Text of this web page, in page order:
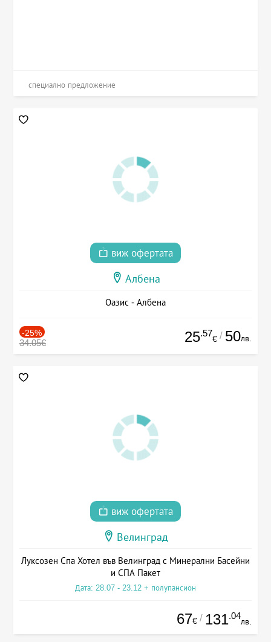
специално предложение
виж офертата
Албена
Оазис - Албена
-25%
34.05€ 25.57
€ / 50лв.
виж офертата
Велинград
Луксозен Спа Хотел във Велинград с Минерални Басейни
и СПА Пакет
Дата: 28.07 - 23.12 + полупансион
67€ / 131.04
лв.